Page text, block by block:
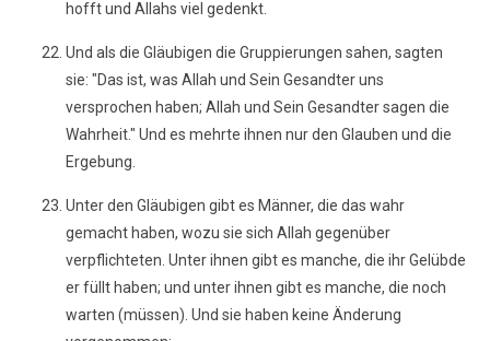
hofft und Allahs viel gedenkt.
Und als die Gläubigen die Gruppierungen sahen, sagten
sie: "Das ist, was Allah und Sein Gesandter uns
versprochen haben; Allah und Sein Gesandter sagen die
Wahrheit." Und es mehrte ihnen nur den Glauben und die
Ergebung.
Unter den Gläubigen gibt es Männer, die das wahr
gemacht haben, wozu sie sich Allah gegenüber
verpflichteten. Unter ihnen gibt es manche, die ihr Gelübde
er füllt haben; und unter ihnen gibt es manche, die noch
warten (müssen). Und sie haben keine Änderung